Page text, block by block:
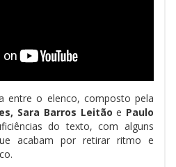
entre o elenco, composto pela
Sara Barros Leitãoe Paulo
do texto, com alguns
acabam por retirar ritmo e